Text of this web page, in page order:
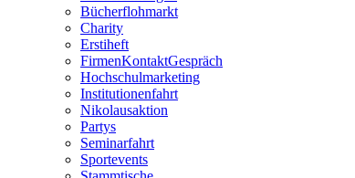
Bücherflohmarkt
Charity
Erstiheft
FirmenKontaktGespräch
Hochschulmarketing
Institutionenfahrt
Nikolausaktion
Partys
Seminarfahrt
Sportevents